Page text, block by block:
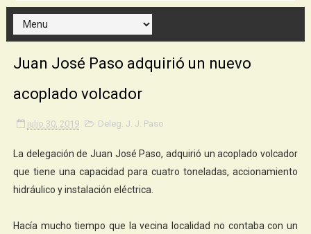
Juan José Paso adquirió un nuevo
acoplado volcador
julio 30, 2019 Deleg. J. J. Paso
La delegación de Juan José Paso, adquirió un acoplado volcador
que tiene una capacidad para cuatro toneladas, accionamiento
hidráulico y instalación eléctrica.
Hacía mucho tiempo que la vecina localidad no contaba con un